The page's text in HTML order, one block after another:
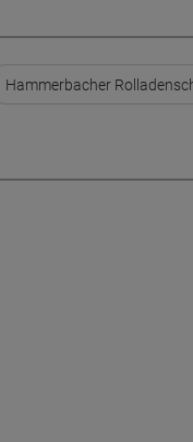
Hammerbacher